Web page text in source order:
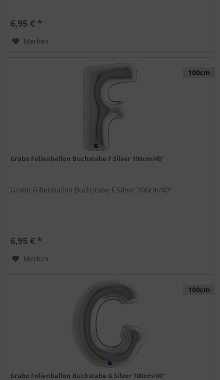
6,95 € *
Merken
100cm
Grabo Folienballon Buchstabe F Silver 100cm/40"
Grabo Folienballon Buchstabe F Silver 100cm/40"
6,95 € *
Merken
100cm
Grabo Folienballon Buchstabe G Silver 100cm/40"